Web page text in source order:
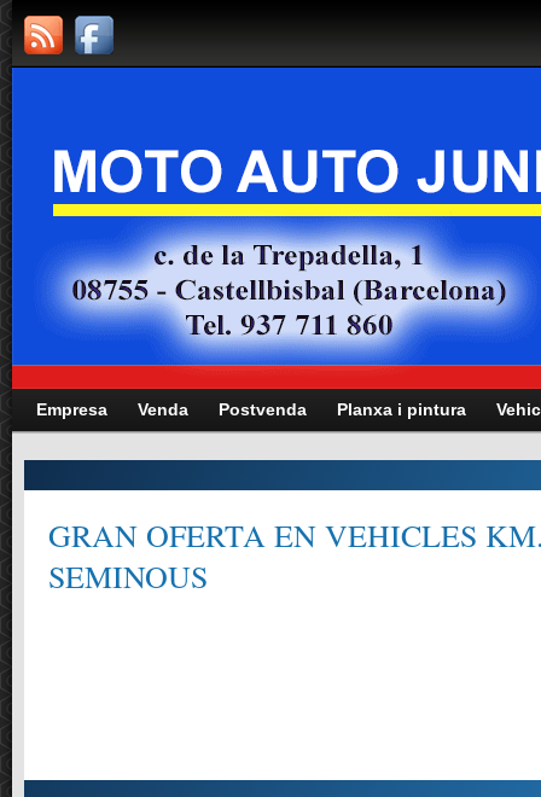
Empresa Venda Postvenda Planxa i pintura
Manteniment totes les marques i
CONSULTI´NS ELS REQUISITS DELS MANTENIMENTS SEGONS EL
MODELS, TURISMES I VEHICLES COMERCIALS PRESSUPOSTOS